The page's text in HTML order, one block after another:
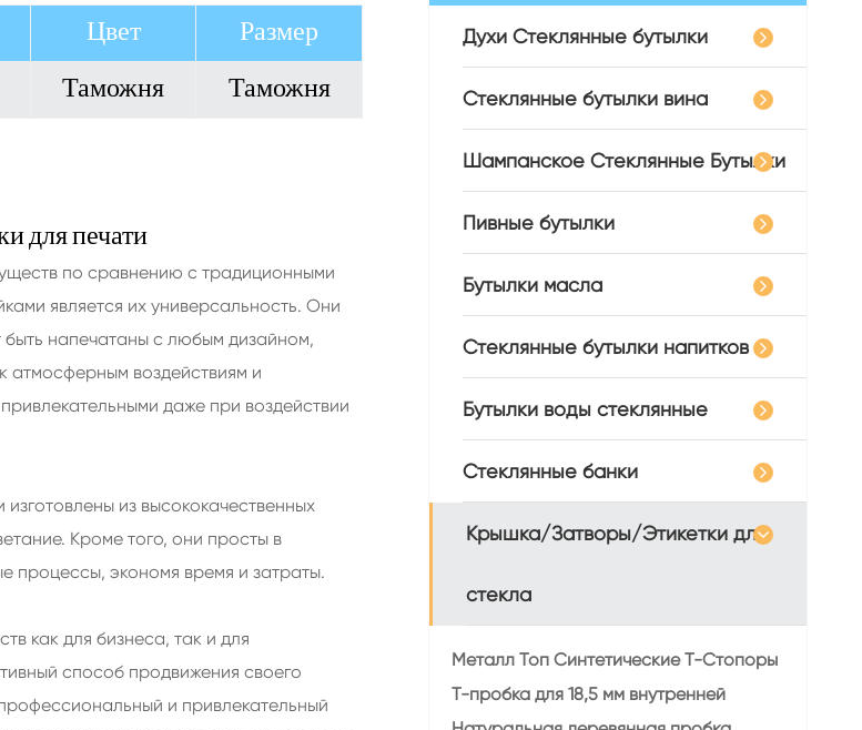
Цвет
Размер
Таможня Таможня
для печати
по сравнению с традиционными
является их универсальность. Они
напечатаны с любым дизайном,
атмосферным воздействиям и
даже при воздействии
из высококачественных
Кроме того, они просты в
процессы, экономя время и затраты.
как для бизнеса, так и для
способ продвижения своего
и привлекательный
Духи Стеклянные бутылки
Стеклянные бутылки вина
Шампанское Стеклянные Бутылки
Пивные бутылки
Бутылки масла
Стеклянные бутылки напитков
Бутылки воды стеклянные
Стеклянные банки
Крышка/Затворы/Этикетки для
стекла
Металл Топ Синтетические Т-Стопоры
Т-пробка для 18,5 мм внутренней